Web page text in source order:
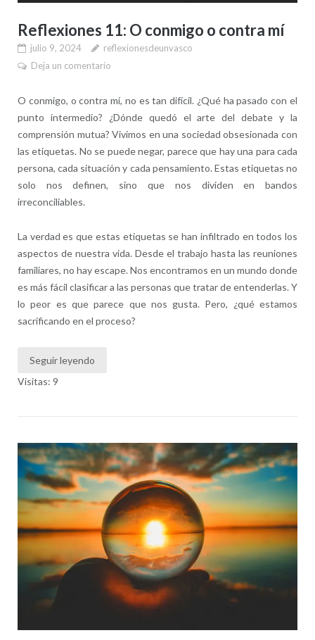
Reflexiones 11: O conmigo o contra mí
julio 9, 2024
reflexionesdeunvasco
Deja un comentario
O conmigo, o contra mí, no es tan difícil. ¿Qué ha pasado con el
punto intermedio? ¿Dónde quedó el arte del debate y la
comprensión mutua? Vivimos en una sociedad obsesionada con
las etiquetas. No se puede negar, parece que hay una para cada
persona, cada situación y cada pensamiento. Estas etiquetas no
solo nos definen, sino que nos dividen en bandos
irreconciliables.
La verdad es que estas etiquetas se han infiltrado en todos los
aspectos de nuestra vida. Desde el trabajo hasta las reuniones
familiares, no hay escape. Nos encontramos en un mundo donde
es más fácil clasificar a las personas que tratar de entenderlas. Y
lo peor es que parece que nos gusta. Pero, ¿qué estamos
sacrificando en el proceso?
Seguir leyendo
Visitas: 9